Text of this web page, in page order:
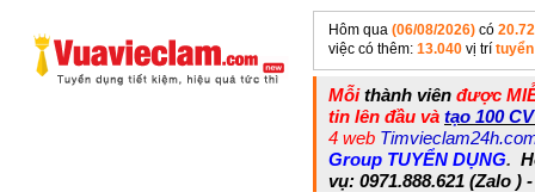
Hôm qua (06/08/2026) có
việc có thêm: 13.040 vị trí
Mỗithành viên được
tin lên đầu và tạo 100
4 web
Group TUYỂN DỤNG.
vụ: 0971.888.621 (Zalo )